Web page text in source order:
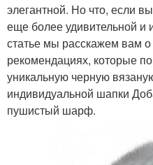
элегантной. Но что, если
еще более удивительной и
статье мы расскажем вам
рекомендациях, которые
уникальную черную
индивидуальной шапки
пушистый шарф.